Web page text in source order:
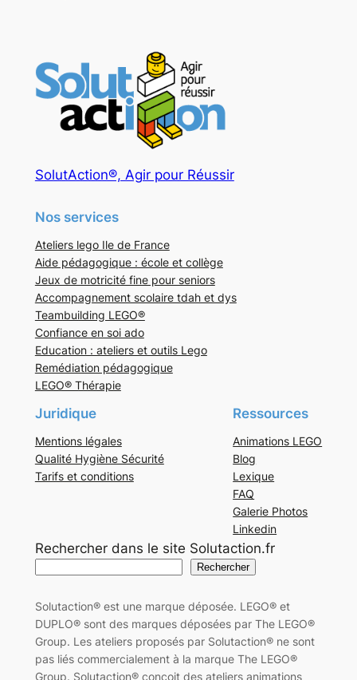
SolutAction®, Agir pour Réussir
Nos services
Ateliers lego Ile de France
Aide pédagogique : école et collège
Jeux de motricité fine pour seniors
Accompagnement scolaire tdah et dys
Teambuilding LEGO®
Confiance en soi ado
Education : ateliers et outils Lego
Remédiation pédagogique
LEGO® Thérapie
Juridique
Mentions légales
Qualité Hygiène Sécurité
Tarifs et conditions
Ressources
Animations LEGO
Blog
Lexique
FAQ
Galerie Photos
Linkedin
Rechercher dans le site Solutaction.fr
Rechercher
Solutaction® est une marque déposée. LEGO® et
DUPLO® sont des marques déposées par The LEGO®
Group. Les ateliers proposés par Solutaction® ne sont
pas liés commercialement à la marque The LEGO®
Group. Solutaction® conçoit des ateliers animations